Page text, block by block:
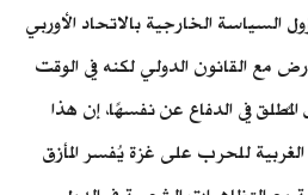
الخارجية بالاتحاد الأوربي
مع القانون الدولي لكنه في الوقت
في الدفاع عن نفسهًا، إن هذا
الغربية للحرب على غزة يُفسر المأزق